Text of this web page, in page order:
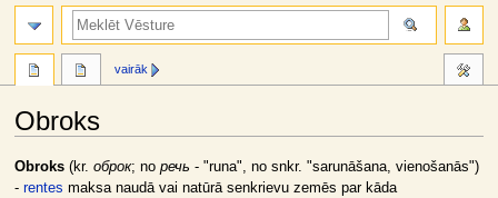
Obroks
Jump
to
Jump
to
Obroks(kr. оброк; no речь - "runa", no snkr. "sarunāšana, vienošanās")
- rentes maksa naudā vai natūrā senkrievu zemēs par kāda
vairāk
meklēt